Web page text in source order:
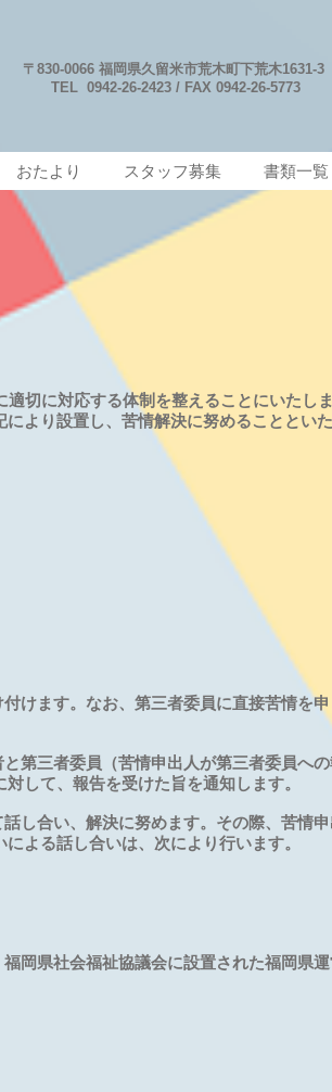
〒830-0066 福岡県久留米市荒木町下荒木1631-3
TEL 0942-26-2423 / FAX 0942-26-5773
おたより スタッフ募集 書類一覧
切に対応する体制を整えることにいたし
より設置し、苦情解決に努めることとい
けます。なお、第三者委員に直接苦情を
第三者委員（苦情申出人が第三者委員へ
して、報告を受けた旨を通知します。
し合い、解決に努めます。その際、苦情
よる話し合いは、次により行います。
岡県社会福祉協議会に設置された福岡県